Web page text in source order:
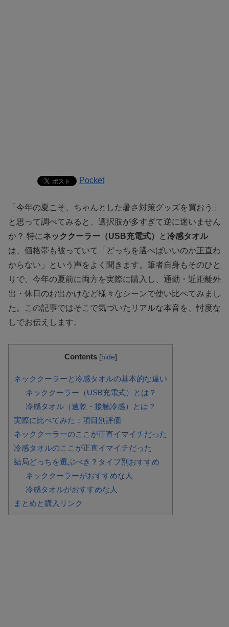
Pocket
「今年の夏こそ、ちゃんとした暑さ対策グッズを買おう」
と思って調べてみると、選択肢が多すぎて逆に迷いません
か？ 特にネッククーラー（USB充電式） と 冷感タオル
は、価格帯も被っていて「どっちを選べばいいのか正直わ
からない」という声をよく聞きます。筆者自身もそのひと
りで、今年の夏前に両方を実際に購入し、通勤・近距離外
出・休日のお出かけなど様々なシーンで使い比べてみまし
た。この記事ではそこで気づいたリアルな本音を、忖度な
しでお伝えします。
Contents [hide]
ネッククーラーと冷感タオルの基本的な違い
ネッククーラー（USB充電式）とは？
冷感タオル（速乾・接触冷感）とは？
実際に比べてみた：項目別評価
ネッククーラーのここが正直イマイチだった
冷感タオルのここが正直イマイチだった
結局どっちを選ぶべき？タイプ別おすすめ
ネッククーラーがおすすめな人
冷感タオルがおすすめな人
まとめと購入リンク